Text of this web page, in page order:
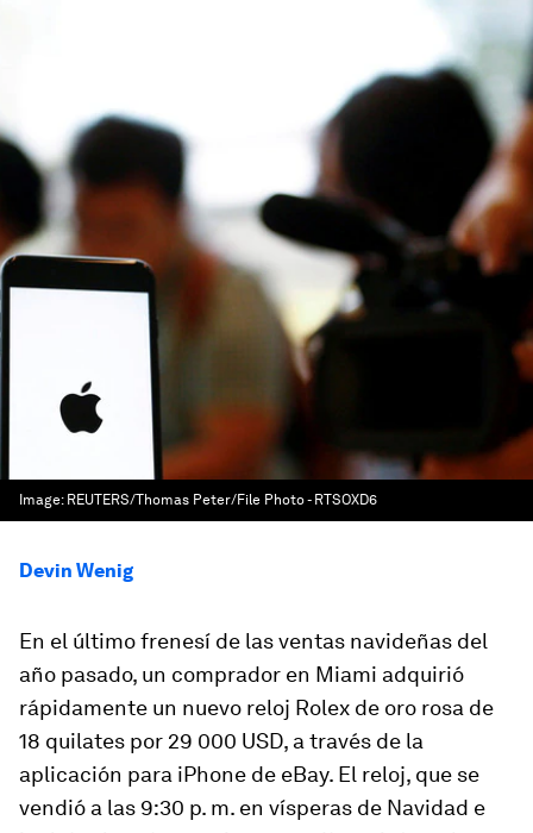
Image: REUTERS/Thomas Peter/File Photo - RTSOXD6
Devin Wenig
En el último frenesí de las ventas navideñas del
año pasado, un comprador en Miami adquirió
rápidamente un nuevo reloj Rolex de oro rosa de
18 quilates por 29 000 USD, a través de la
aplicación para iPhone de eBay. El reloj, que se
vendió a las 9:30 p. m. en vísperas de Navidad e